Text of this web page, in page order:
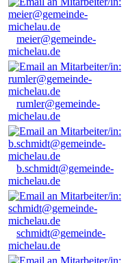
meier@gemeinde-
michelau.de
rumler@gemeinde-
michelau.de
b.schmidt@gemeinde-
michelau.de
schmidt@gemeinde-
michelau.de